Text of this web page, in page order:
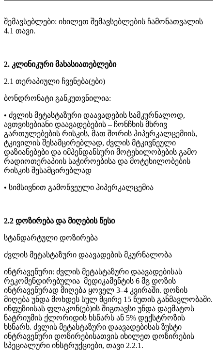
შემავსებლები: იხილეთ შემავსებლების ჩამონათვალის
4.1 თავი.
2. კლინიკური მახასიათებლები
2.1 თერაპიული ჩვენება(ები)
ბონდრონატი განკუთვნილია:
• ძვლის მეტასტაზური დაავადების სამკურნალოდ,
ავთვისებიანი დაავადებების – ჩონჩხის მხრივ
გართულებების რისკის, მათ შორის ჰიპერკალცემიის,
ტკივილის შესამცირებლად, ძვლის მტკივნეული
დაზიანებები და იმპენდანსური მოტეხილობების გამო
რადიოთერაპიის საჭიროებისა და მოტეხილობების
რისკის შესამცირებლად
• სიმსივნით გამოწვეული ჰიპერკალცემია
2.2 დოზირება და მიღების წესი
სტანდარტული დოზირება
ძვლის მეტასტაზური დაავადების მკურნალობა
ინტრავენური: ძვლის მეტასტაზური დაავადებისას
რეკომენდირებულია მედიკამენტის 6 მგ დოზის
ინტრავენურად მიღება ყოველ 3–4 კვირაში. დოზის
მიღება უნდა მოხდეს სულ მცირე 15 წუთის განმავლობაში.
ინფუზიისას ფლაკონ(ებ)ის შიგთავსი უნდა დაემატოს
ნატრიუმის ქლორიდის ხსნარს ან 5% დექსტროზის
ხსნარს. ძვლის მეტასტაზური დაავადებისას ზუსტი
ინტრავენური დოზირებისათვის იხილეთ დოზირების
სპეციალური ინსტრუქციები, თავი 2.2.1.